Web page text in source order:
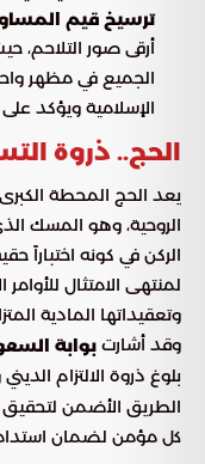
ترسيخ قيم
أرقى صور التلاحم،
الجميع في مظهر
الإسلامية ويؤكد
الحج.. ذروة
يعد الحج المحطة
الروحية، وهو المسك
الركن في كونه اختباراً
لمنتهى الامتثال
وتعقيداتها المادية
وقد أشارت بوابة
بلوغ ذروة الالتزام
الطريق الأضمن لتحقيق
كل مؤمن لضمان استدامة